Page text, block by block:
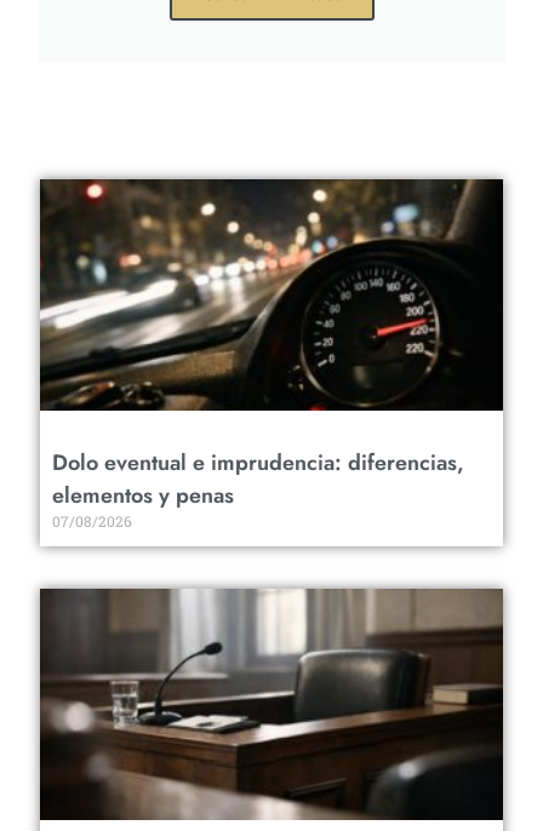
Dolo eventual e imprudencia: diferencias,
elementos y penas
07/08/2026